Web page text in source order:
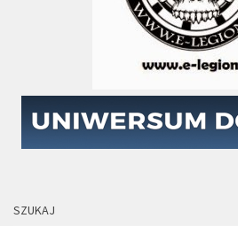
SZUKAJ